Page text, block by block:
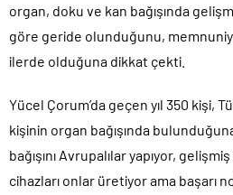
organ, doku ve kan bağışında
göre geride olunduğunu,
ilerde olduğuna dikkat çekti.
Yücel Çorum’da geçen yıl 350 kişi,
kişinin organ bağışında
bağışını Avrupalılar yapıyor,
cihazları onlar üretiyor ama başarı